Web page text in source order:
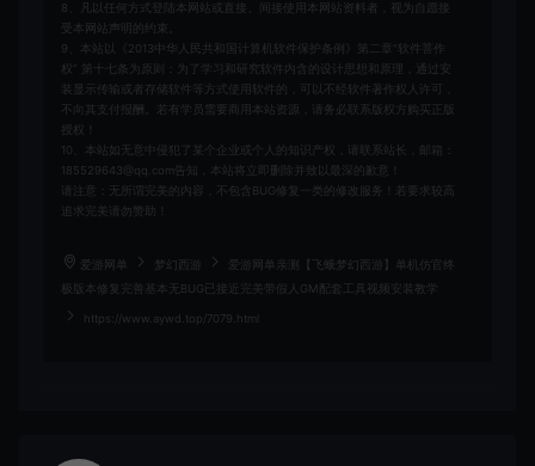
8、凡以任何方式登陆本网站或直接、间接使用本网站资料者，视为自愿接
受本网站声明的约束。
9、本站以《2013中华人民共和国计算机软件保护条例》第二章"软件菩作
权” 第十七条为原则：为了学习和研究软件内含的设计思想和原理，通过安
装显示传输或者存储软件等方式使用软件的，可以不经软件著作权人许可，
不向其支付报酬。若有学员需要商用本站资源，请务必联系版权方购买正版
授权！
10、本站如无意中侵犯了某个企业或个人的知识产权，请联系站长，邮箱：
185529643@qq.com告知，本站将立即删除并致以最深的歉意！
请注意：无所谓完美的内容，不包含BUG修复一类的修改服务！若要求较高
追求完美请勿赞助！
爱游网单 梦幻西游
爱游网单亲测【飞蛾梦幻西游】单机仿官终
极版本修复完善基本无BUG已接近完美带假人GM配套工具视频安装教学
https://www.aywd.top/7079.html